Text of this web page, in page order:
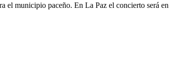
el municipio paceño. En La Paz el concierto será en